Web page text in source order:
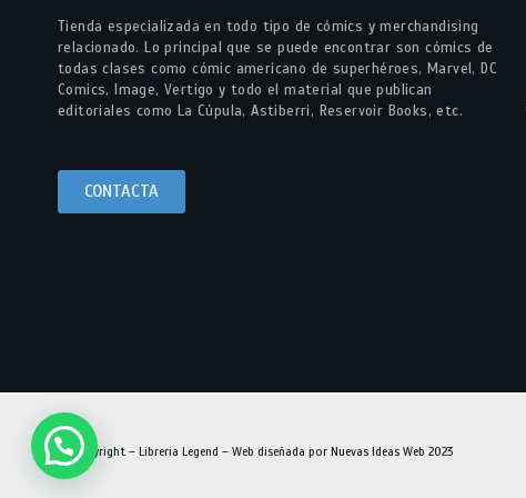
Tienda especializada en todo tipo de cómics y merchandising
relacionado. Lo principal que se puede encontrar son cómics de
todas clases como cómic americano de superhéroes, Marvel, DC
Comics, Image, Vertigo y todo el material que publican
editoriales como La Cúpula, Astiberri, Reservoir Books, etc.
CONTACTA
© Copyright – Libreria Legend – Web diseñada por Nuevas Ideas Web 2023